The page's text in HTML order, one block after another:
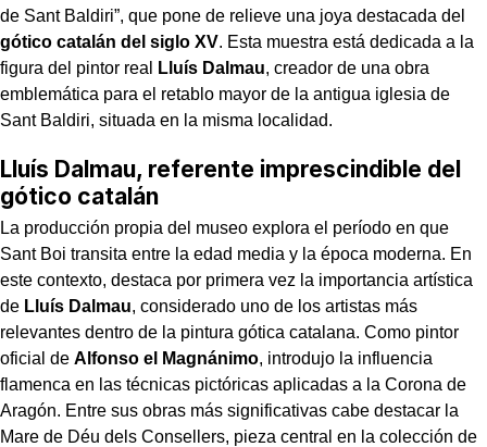
de Sant Baldiri”, que pone de relieve una joya destacada del
gótico catalán del siglo XV. Esta muestra está dedicada a la
figura del pintor real
Lluís Dalmau, creador de una obra
emblemática para el retablo mayor de la antigua iglesia de
Sant Baldiri, situada en la misma localidad.
Lluís Dalmau, referente imprescindible del
gótico catalán
La producción propia del museo explora el período en que
Sant Boi transita entre la edad media y la época moderna. En
este contexto, destaca por primera vez la importancia artística
de Lluís Dalmau, considerado uno de los artistas más
relevantes dentro de la pintura gótica catalana. Como pintor
oficial de Alfonso el Magnánimo, introdujo la influencia
flamenca en las técnicas pictóricas aplicadas a la Corona de
Aragón. Entre sus obras más significativas cabe destacar la
Mare de Déu dels Consellers, pieza central en la colección de